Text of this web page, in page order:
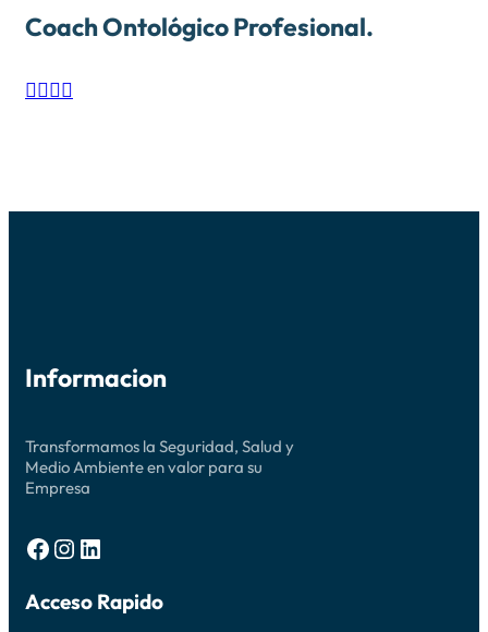
Coach Ontológico Profesional.

Informacion
Transformamos la Seguridad, Salud y
Medio Ambiente en valor para su
Empresa
Facebook Instagram LinkedIn
Acceso Rapido